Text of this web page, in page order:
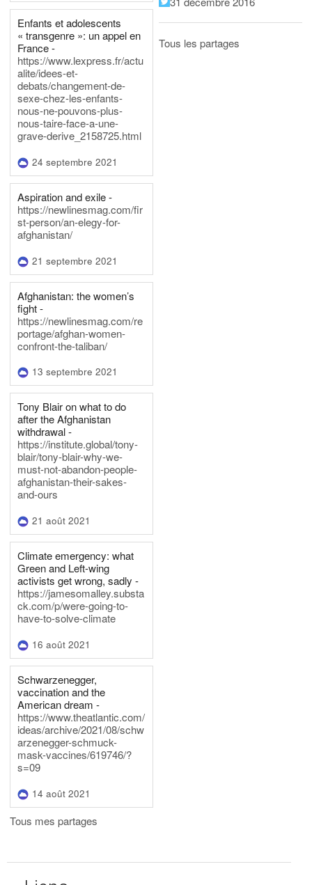
Enfants et adolescents
« transgenre »: un appel en
France -
https://www.lexpress.fr/actu
alite/idees-et-
debats/changement-de-
sexe-chez-les-enfants-
nous-ne-pouvons-plus-
nous-taire-face-a-une-
grave-derive_2158725.html
24 septembre 2021
Aspiration and exile -
https://newlinesmag.com/fir
st-person/an-elegy-for-
afghanistan/
21 septembre 2021
Afghanistan: the women’s
fight -
https://newlinesmag.com/re
portage/afghan-women-
confront-the-taliban/
13 septembre 2021
Tony Blair on what to do
after the Afghanistan
withdrawal -
https://institute.global/tony-
blair/tony-blair-why-we-
must-not-abandon-people-
afghanistan-their-sakes-
and-ours
21 août 2021
Climate emergency: what
Green and Left-wing
activists get wrong, sadly -
https://jamesomalley.substa
ck.com/p/were-going-to-
have-to-solve-climate
16 août 2021
Schwarzenegger,
vaccination and the
American dream -
https://www.theatlantic.com/
ideas/archive/2021/08/schw
arzenegger-schmuck-
mask-vaccines/619746/?
s=09
14 août 2021
Tous mes partages
Tous les partages